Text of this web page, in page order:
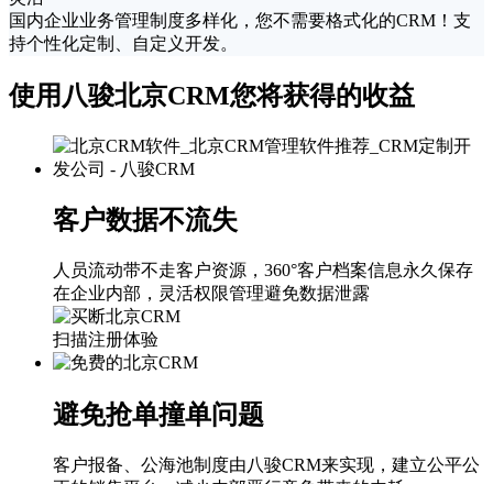
国内企业业务管理制度多样化，您不需要格式化的CRM！支
持个性化定制、自定义开发。
使用八骏北京CRM您将获得的收益
客户数据不流失
人员流动带不走客户资源，360°客户档案信息永久保存
在企业内部，灵活权限管理避免数据泄露
扫描注册体验
避免抢单撞单问题
客户报备、公海池制度由八骏CRM来实现，建立公平公